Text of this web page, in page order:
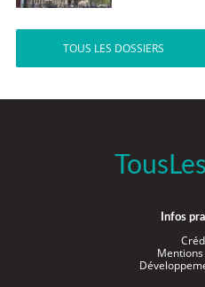
TOUS LES DOSSIERS
Infos